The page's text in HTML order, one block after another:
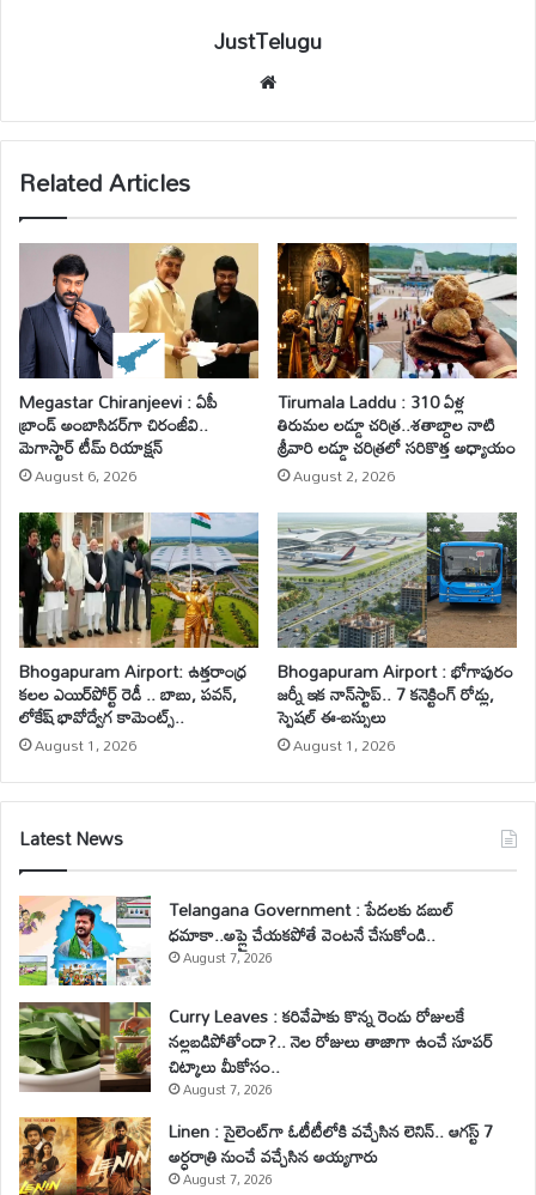
JustTelugu
bsi
te
Related Articles
Megastar Chiranjeevi : ఏపీ
బ్రాండ్ అంబాసిడర్‌గా చిరంజీవి..
మెగాస్టార్ టీమ్ రియాక్షన్
August 6, 2026
Tirumala Laddu : 310 ఏళ్ల
తిరుమల లడ్డూ చరిత్ర..శతాబ్దాల నాటి
శ్రీవారి లడ్డూ చరిత్రలో సరికొత్త అధ్యాయం
August 2, 2026
Bhogapuram Airport: ఉత్తరాంధ్ర
కలల ఎయిర్‌పోర్ట్ రెడీ .. బాబు, పవన్,
లోకేష్ భావోద్వేగ కామెంట్స్..
August 1, 2026
Bhogapuram Airport : భోగాపురం
జర్నీ ఇక నాన్‌స్టాప్.. 7 కనెక్టింగ్ రోడ్లు,
స్పెషల్ ఈ-బస్సులు
August 1, 2026
Latest News
Telangana Government : పేదలకు డబుల్
ధమాకా..అప్లై చేయకపోతే వెంటనే చేసుకోండి..
August 7, 2026
Curry Leaves : కరివేపాకు కొన్న రెండు రోజులకే
నల్లబడిపోతోందా?.. నెల రోజులు తాజాగా ఉంచే సూపర్
చిట్కాలు మీకోసం..
August 7, 2026
Linen : సైలెంట్‌గా ఓటీటీలోకి వచ్చేసిన లెనిన్.. ఆగస్ట్ 7
అర్ధరాత్రి నుంచే వచ్చేసిన అయ్యగారు
August 7, 2026